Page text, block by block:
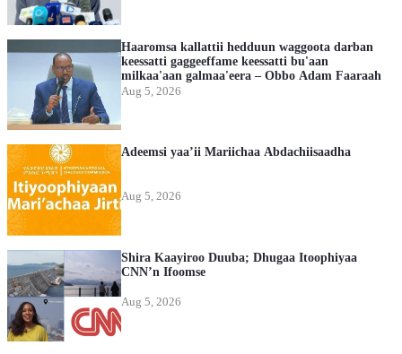
Haaromsa kallattii hedduun waggoota darban
keessatti gaggeeffame keessatti bu'aan
milkaa'aan galmaa'eera – Obbo Adam Faaraah
Aug 5, 2026
Adeemsi yaa’ii Mariichaa Abdachiisaadha
Aug 5, 2026
Shira Kaayiroo Duuba; Dhugaa Itoophiyaa
CNN’n Ifoomse
Aug 5, 2026